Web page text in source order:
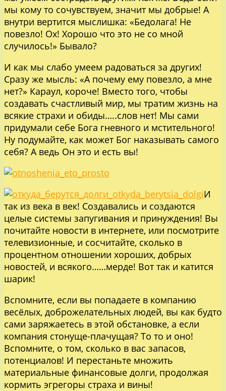
мы кому то сочувствуем, значит мы добрые! А
внутри вертится мыслишка: «Бедолага! Не
повезло! Ох! Хорошо что это не со мной
случилось!» Бывало?
И как мы слабо умеем радоваться за других!
Сразу же мысль: «А почему ему повезло, а мне
нет?» Караул, короче! Вместо того, чтобы
создавать счастливый мир, мы тратим жизнь на
всякие страхи и обиды…..слов нет! Мы сами
придумали себе Бога гневного и мстительного!
Ну подумайте, как может Бог наказывать самого
себя? А ведь Он это и есть вы!
И
так из века в век! Создавались и создаются
целые системы запугивания и принуждения! Вы
почитайте новости в интернете, или посмотрите
телевизионные, и сосчитайте, сколько в
процентном отношении хороших, добрых
новостей, и всякого……мерде! Вот так и катится
шарик!
Вспомните, если вы попадаете в компанию
весёлых, доброжелательных людей, вы как будто
сами заряжаетесь в этой обстановке, а если
компания стонуще-плачущая? То то и оно!
Вспомните, о том, сколько в вас запасов,
потенциалов! И перестаньте множить
материальные финансовые долги, продолжая
кормить эгрегоры страха и вины!